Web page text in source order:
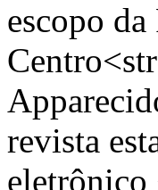
escopo
revista
eletrônico